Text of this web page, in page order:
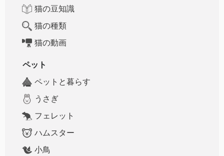
猫の豆知識
猫の種類
猫の動画
ペット
ペットと暮らす
うさぎ
フェレット
ハムスター
小鳥